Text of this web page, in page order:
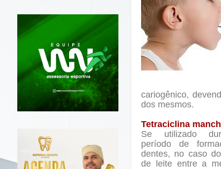
cariogênico,
dos mesmos.
Tetraciclina
Se utilizado
período de
dentes, no caso
de leite entre a